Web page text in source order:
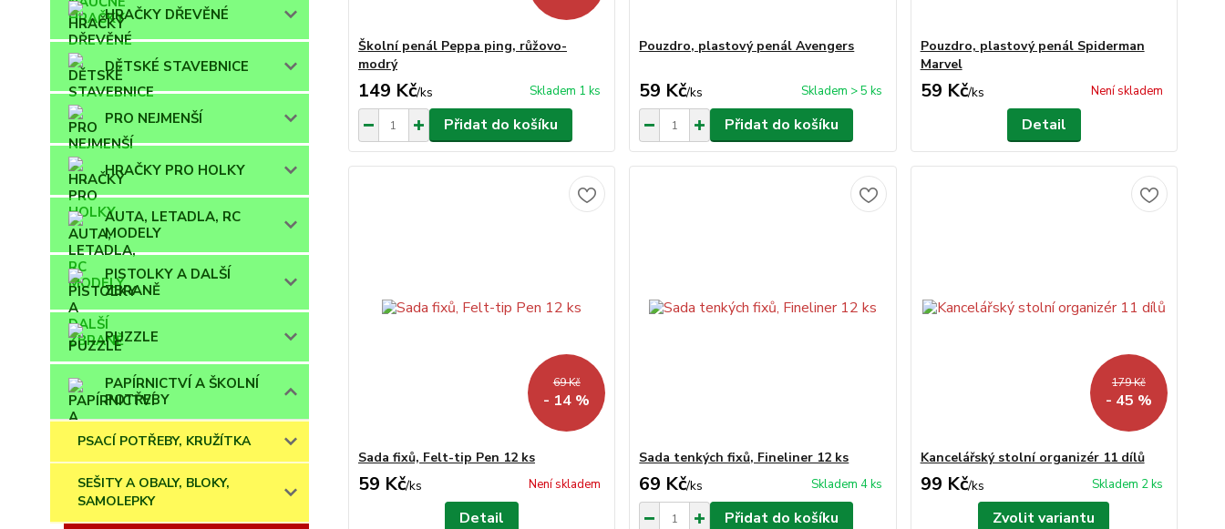
HRAČKY DŘEVĚNÉ
DĚTSKÉ STAVEBNICE
PRO NEJMENŠÍ
HRAČKY PRO HOLKY
AUTA, LETADLA, RC
MODELY
PISTOLKY A DALŠÍ
ZBRANĚ
PUZZLE
PAPÍRNICTVÍ A ŠKOLNÍ
POTŘEBY
PSACÍ POTŘEBY, KRUŽÍTKA
SEŠITY A OBALY, BLOKY,
SAMOLEPKY
Školní penál Peppa ping, růžovo-
modrý
149 Kč/ks Skladem 1 ks
Přidat do košíku
Pouzdro, plastový penál Avengers
59 Kč/ks Skladem > 5 ks
Přidat do košíku
Pouzdro, plastový penál Spiderman
Marvel
59 Kč/ks Není skladem
Detail
69 Kč
- 14 %
Sada fixů, Felt-tip Pen 12 ks
59 Kč/ks Není skladem
Detail
Sada tenkých fixů, Fineliner 12 ks
69 Kč/ks Skladem 4 ks
Přidat do košíku
179 Kč
- 45 %
Kancelářský stolní organizér 11 dílů
99 Kč/ks Skladem 2 ks
Zvolit variantu